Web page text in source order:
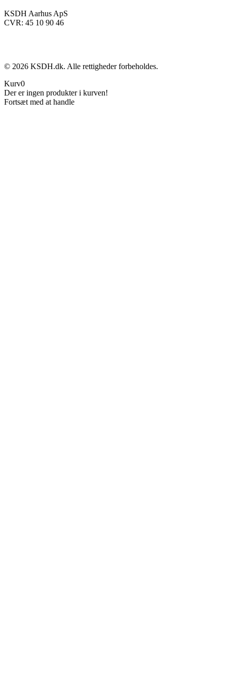
KSDH Aarhus ApS
CVR: 45 10 90 46
© 2026 KSDH.dk. Alle rettigheder forbeholdes.
Kurv0
Der er ingen produkter i kurven!
Fortsæt med at handle